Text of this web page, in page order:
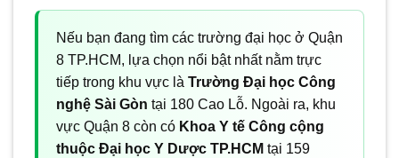
Nếu bạn đang tìm các trường đại học ở Quận
8 TP.HCM, lựa chọn nổi bật nhất nằm trực
tiếp trong khu vực là Trường Đại học Công
nghệ Sài Gòn tại 180 Cao Lỗ. Ngoài ra, khu
vực Quận 8 còn có Khoa Y tế Công cộng
thuộc Đại học Y Dược TP.HCM tại 159